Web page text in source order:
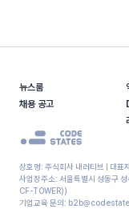
뉴스룸
채용 공고
상호명: 주식회사 내러티브 | 대
사업장주소: 서울특별시 성동구
CF-TOWER))
기업교육 문의: